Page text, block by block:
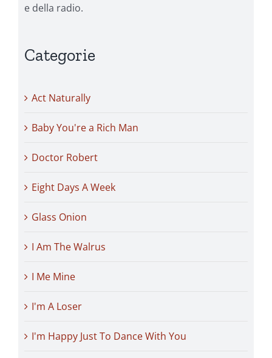
e della radio.
Categorie
Act Naturally
Baby You're a Rich Man
Doctor Robert
Eight Days A Week
Glass Onion
I Am The Walrus
I Me Mine
I'm A Loser
I'm Happy Just To Dance With You